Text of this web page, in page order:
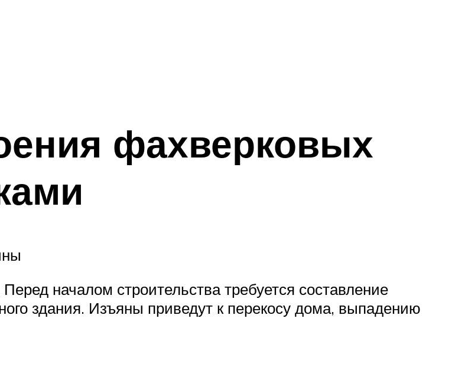
фахверковых
началом строительства требуется составление
здания. Изъяны приведут к перекосу дома, выпадению